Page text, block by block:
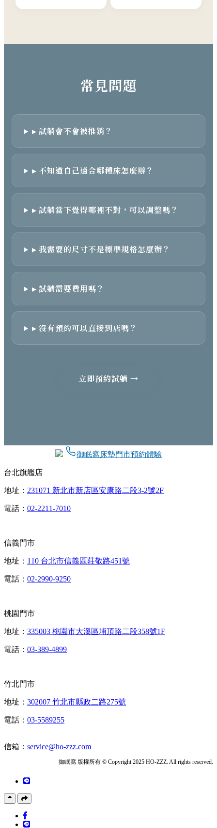
常見問題
▸ 試躺會不會被推銷？
▸ 不知道自己適合哪種床怎麼辦？
▸ 試躺當下覺得哪裡不對，可以調整嗎？
▸ 我需要的尺寸不是標準規格怎麼辦？
▸ 試躺需要費用嗎？
▸ 沒有預約可以直接到店嗎？
立即預約試躺 →
御眠窩床墊門市預約體驗
台北旗艦店
地址： 231071 新北市新店區安康路二段3-2號2F
電話： 02-2211-7010
信義門市
地址： 110 台北市信義區莊敬路451號
電話： 02-2990-9250
桃園門市
地址： 335003 桃園市大溪區埔頂路二段358號1F
電話： 03-389-4899
竹北門市
地址： 302007 竹北市縣政二路275號
電話： 03-5589255
信箱： service@ho-zzz.com
御眠窩 版權所有 © Copyright 2025 HO-ZZZ. All rights reserved.